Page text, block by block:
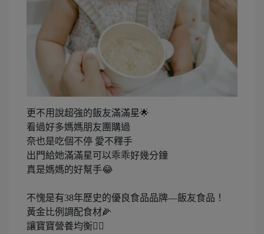
更不用說超強的飯友滿滿星🌟
看過好多媽媽朋友團購過
奈也是吃個不停 愛不釋手
出門給她滿滿星可以乖乖好幾分鐘
真是媽媽的好幫手😂
不愧是有38年歷史的優良食品品牌—飯友食品！
黃金比例調配食材🌽
讓寶寶營養均衡👍🏻